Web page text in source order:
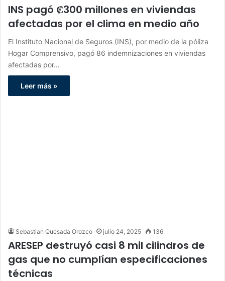
INS pagó ₡300 millones en viviendas
afectadas por el clima en medio año
El Instituto Nacional de Seguros (INS), por medio de la póliza
Hogar Comprensivo, pagó 86 indemnizaciones en viviendas
afectadas por…
Leer más »
Sebastian Quesada Orozco julio 24, 2025 136
ARESEP destruyó casi 8 mil cilindros de
gas que no cumplían especificaciones
técnicas